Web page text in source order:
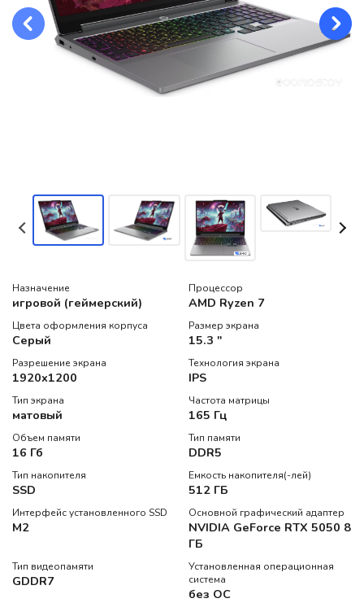
Назначение
игровой (геймерский)
Процессор
AMD Ryzen 7
Цвета оформления корпуса
Серый
Размер экрана
15.3 "
Разрешение экрана
1920x1200
Технология экрана
IPS
Тип экрана
матовый
Частота матрицы
165 Гц
Объем памяти
16 Гб
Тип памяти
DDR5
Тип накопителя
SSD
Емкость накопителя(-лей)
512 ГБ
Интерфейс установленного SSD
M2
Основной графический адаптер
NVIDIA GeForce RTX 5050 8
ГБ
Тип видеопамяти
GDDR7
Установленная операционная
система
без ОС